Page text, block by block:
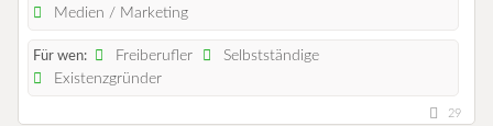
Medien / Marketing
Für wen: Freiberufler
Selbstständige
Existenzgründer
29